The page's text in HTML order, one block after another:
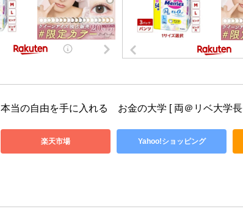
本当の自由を手に入れる　お金の大学 [ 両＠リベ大学長 ]
楽天市場 Yahoo!ショッピング